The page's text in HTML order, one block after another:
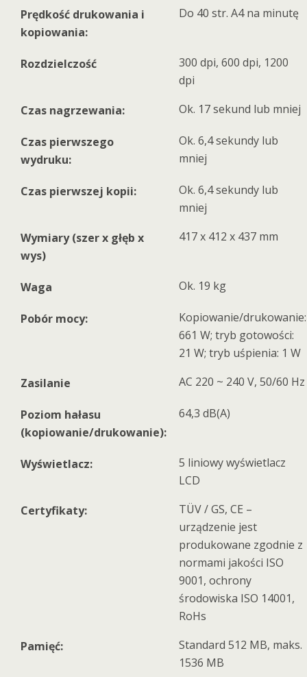
Prędkość drukowania i
kopiowania:
Do 40 str. A4 na minutę
Rozdzielczość
300 dpi, 600 dpi, 1200
dpi
Czas nagrzewania:
Ok. 17 sekund lub mniej
Czas pierwszego
wydruku:
Ok. 6,4 sekundy lub
mniej
Czas pierwszej kopii:
Ok. 6,4 sekundy lub
mniej
Wymiary (szer x głęb x
wys)
417 x 412 x 437 mm
Waga Ok. 19 kg
Pobór mocy:
Kopiowanie/drukowanie:
661 W; tryb gotowości:
21 W; tryb uśpienia: 1 W
Zasilanie
AC 220 ~ 240 V, 50/60 Hz
Poziom hałasu
(kopiowanie/drukowanie):
64,3 dB(A)
Wyświetlacz:
5 liniowy wyświetlacz
LCD
Certyfikaty:
TÜV / GS, CE –
urządzenie jest
produkowane zgodnie z
normami jakości ISO
9001, ochrony
środowiska ISO 14001,
RoHs
Pamięć:
Standard 512 MB, maks.
1536 MB